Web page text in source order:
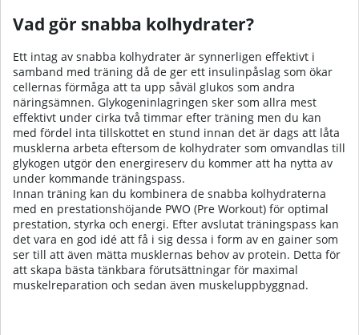
Vad gör snabba kolhydrater?
Ett intag av snabba kolhydrater är synnerligen effektivt i
samband med träning då de ger ett insulinpåslag som ökar
cellernas förmåga att ta upp såväl glukos som andra
näringsämnen. Glykogeninlagringen sker som allra mest
effektivt under cirka två timmar efter träning men du kan
med fördel inta tillskottet en stund innan det är dags att låta
musklerna arbeta eftersom de kolhydrater som omvandlas till
glykogen utgör den energireserv du kommer att ha nytta av
under kommande träningspass.
Innan träning kan du kombinera de snabba kolhydraterna
med en prestationshöjande PWO (Pre Workout) för optimal
prestation, styrka och energi. Efter avslutat träningspass kan
det vara en god idé att få i sig dessa i form av en gainer som
ser till att även mätta musklernas behov av protein. Detta för
att skapa bästa tänkbara förutsättningar för maximal
muskelreparation och sedan även muskeluppbyggnad.